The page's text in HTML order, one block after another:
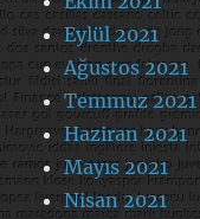
Eylül 2021
Ağustos 2021
Temmuz 2021
Haziran 2021
Mayıs 2021
Nisan 2021